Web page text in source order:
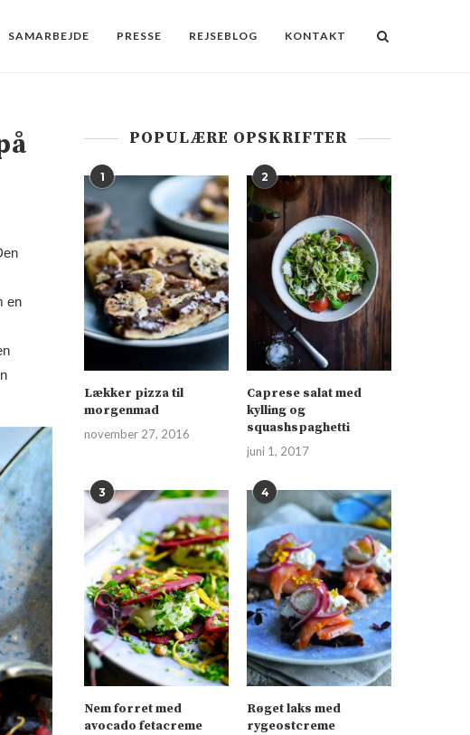
SAMARBEJDE PRESSE REJSEBLOG KONTAKT
en
POPULÆRE OPSKRIFTER
1
Lækker pizza til
morgenmad
november 27, 2016
2
Caprese salat med
kylling og
squashspaghetti
juni 1, 2017
3
Nem forret med
avocado fetacreme
4
Røget laks med
rygeostcreme